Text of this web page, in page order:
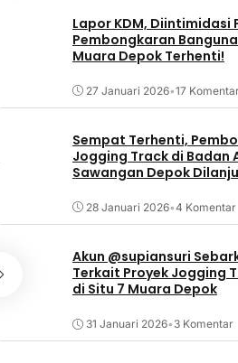
GIIAS 2026, Inchcape GWM
Indonesia Menghadirkan
Pembaruan pada Lini
GWMTank dan Debut ORA 5 di
48 menit lalu
Lapor KDM, Diintimidasi
Pembongkaran
Muara Depok Terhenti!
27 Januari 2026•17
Sempat Terhenti,
Jogging Track di Badan
Sawangan Depok
28 Januari 2026•4 Komentar
Akun @supiansuri
Terkait Proyek Jogging
di Situ 7 Muara Depok
31 Januari 2026• 3 Komentar